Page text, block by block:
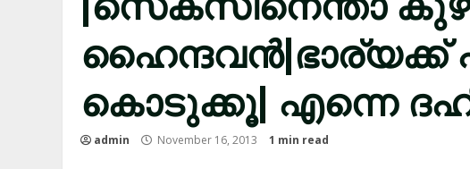
ഹൈന്ദവൻ|ഭാര്യക്ക്‌
കൊടുക്കൂ| എന്നെ
admin November 16, 2013 1 min read